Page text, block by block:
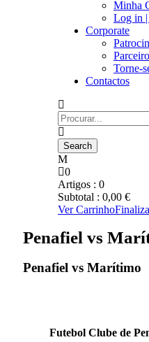
Minha
Log in |
Corporate
Torne-
Contactos
0
Artigos : 0
Subtotal : 0,00 €
Ver Carrinho
Penafiel vs
Penafiel vs Marítimo
Futebol Clube de